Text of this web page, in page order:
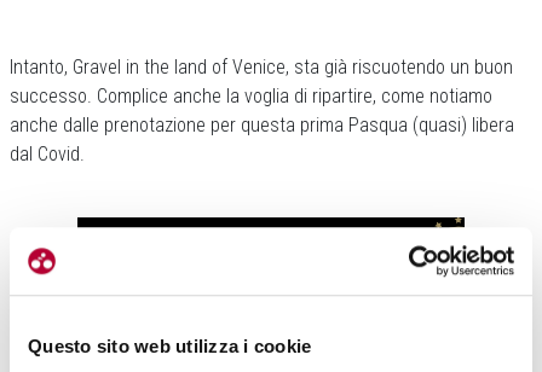
Questo sito web utilizza i cookie
Intanto, Gravel in the land of Venice, sta già riscuotendo un buon
successo. Complice anche la voglia di ripartire, come notiamo
anche dalle prenotazione per questa prima Pasqua (quasi) libera
dal Covid.